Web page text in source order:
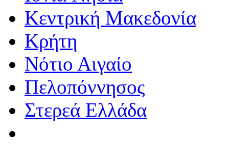
Κεντρική Μακεδονία
Κρήτη
Νότιο Αιγαίο
Πελοπόννησος
Στερεά Ελλάδα